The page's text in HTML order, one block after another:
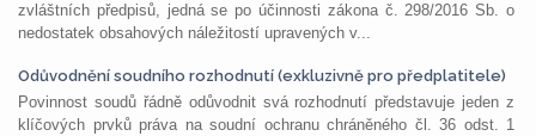
zvláštních předpisů, jedná se po účinnosti zákona č. 298/2016 Sb. o
nedostatek obsahových náležitostí upravených v...
Odůvodnění soudního rozhodnutí (exkluzivně pro předplatitele)
Povinnost soudů řádně odůvodnit svá rozhodnutí představuje jeden z
klíčových prvků práva na soudní ochranu chráněného čl. 36 odst. 1